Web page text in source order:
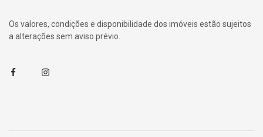
Os valores, condições e disponibilidade dos imóveis estão sujeitos
a alterações sem aviso prévio.
FacebookInstagram